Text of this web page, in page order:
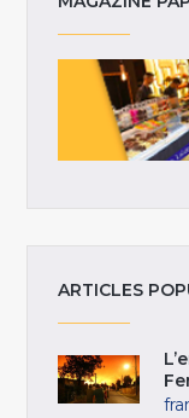
ARTICLES